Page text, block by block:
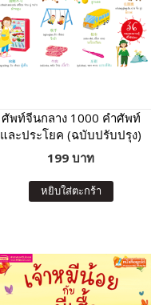
ศัพท์จีนกลาง 1000 คำศัพท์
และประโยค (ฉบับปรับปรุง)
199 บาท
หยิบใส่ตะกร้า